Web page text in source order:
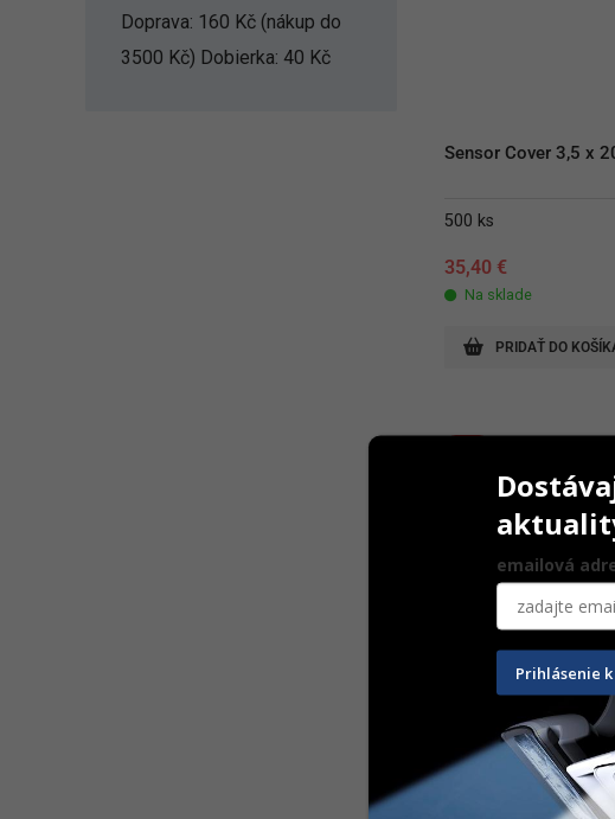
Sensor Cover 3,5 x
500 ks
35,40 €
Na sklade
PRIDAŤ DO
Kwik-Bite with index
Doprava: 160 Kč (nákup do
3500 Kč) Dobierka: 40 Kč
emailová
Prihlásenie